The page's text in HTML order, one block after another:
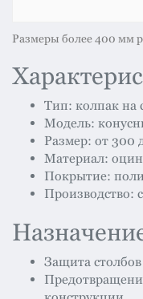
Размеры более 400 мм
Тип: колпак на
Модель:
Размер: от 300
Материал:
Покрытие:
Производство:
Защита